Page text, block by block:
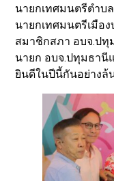
นายกเทศมนตรีตำบ
นายกเทศมนตรีเมือ
สมาชิกสภา อบจ.ปทุ
นายก อบจ.ปทุมธานี
ยินดีในปีนี้กันอย่างล้